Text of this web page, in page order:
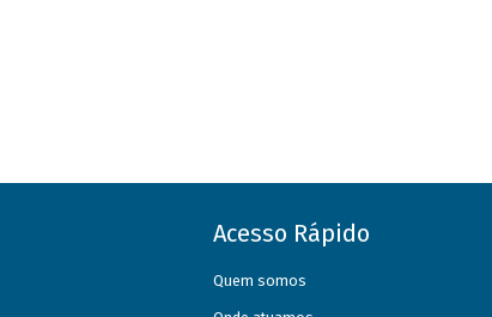
Acesso Rápido
Quem somos